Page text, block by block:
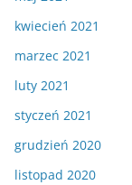
kwiecień 2021
marzec 2021
luty 2021
styczeń 2021
grudzień 2020
listopad 2020